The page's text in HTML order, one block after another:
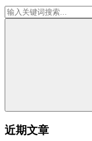
近期文章